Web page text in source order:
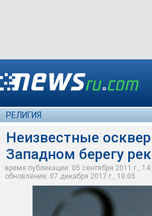
РЕЛИГИЯ
Неизвестные
Западном берегу
время публикации: 05 сентября 2011 г.,
обновление: 07 декабря 2017 г., 10:05